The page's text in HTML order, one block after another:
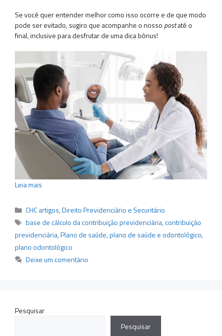
Se você quer entender melhor como isso ocorre e de que modo
pode ser evitado, sugiro que acompanhe o nossopostaté o
final, inclusive para desfrutar de uma dica bônus!
Leia mais
Categorias
CHC artigos,Direito Previdenciário e Securitário
Tags
base de cálculo da contribuição previdenciária,contribuição
previdenciária,Plano de saúde,plano de saúde e odontológico,
plano odontológico
Deixe um comentário
Pesquisar
Pesquisar